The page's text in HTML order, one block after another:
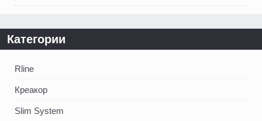
Категории
Rline
Креакор
Slim System